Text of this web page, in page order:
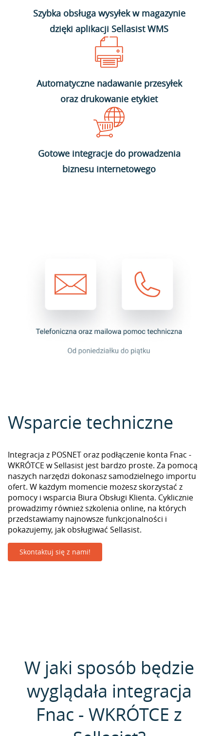
Szybka obsługa wysyłek w magazynie
dzięki aplikacji Sellasist WMS
Automatyczne nadawanie przesyłek
oraz drukowanie etykiet
Gotowe integracje do prowadzenia
biznesu internetowego
Wsparcie techniczne
Integracja z POSNET oraz podłączenie konta Fnac -
WKRÓTCE w Sellasist jest bardzo proste. Za pomocą
naszych narzędzi dokonasz samodzielnego importu
ofert. W każdym momencie możesz skorzystać z
pomocy i wsparcia Biura Obsługi Klienta. Cyklicznie
prowadzimy również szkolenia online, na których
przedstawiamy najnowsze funkcjonalności i
pokazujemy, jak obsługiwać Sellasist.
Skontaktuj się z nami!
W jaki sposób będzie
wyglądała integracja
Fnac - WKRÓTCE z